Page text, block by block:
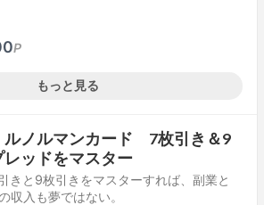
P
もっと見る
ルノルマンカード 7枚引き＆9
ッドをマスター
きと9枚引きをマスターすれば、副業と
収入も夢ではない。